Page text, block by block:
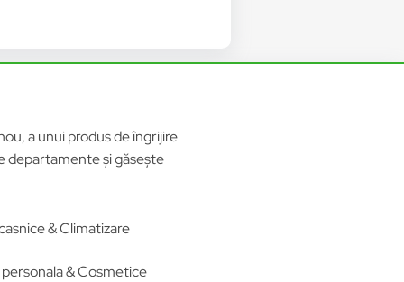
a unui produs de îngrijire
departamente și găsește
& Climatizare
& Cosmetice